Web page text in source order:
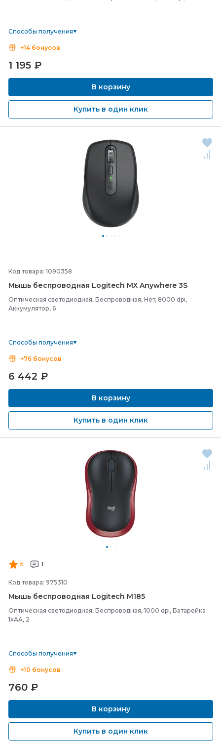
Способы получения
+14 бонусов
1 195 ₽
В корзину
Купить в один клик
Код товара: 1090358
Мышь беспроводная Logitech MX Anywhere 3S
Оптическая светодиодная, Беспроводная, Нет, 8000 dpi,
Аккумулятор, 6
Способы получения
+76 бонусов
6 442 ₽
В корзину
Купить в один клик
5 1
Код товара: 975310
Мышь беспроводная Logitech M185
Оптическая светодиодная, Беспроводная, 1000 dpi, Батарейка
1xAA, 2
Способы получения
+10 бонусов
760 ₽
В корзину
Купить в один клик